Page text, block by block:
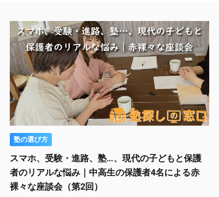
塾の選び方
スマホ、受験・進路、塾…、現代の子どもと保護
者のリアルな悩み｜中高生の保護者4名による赤
裸々な座談会（第2回）